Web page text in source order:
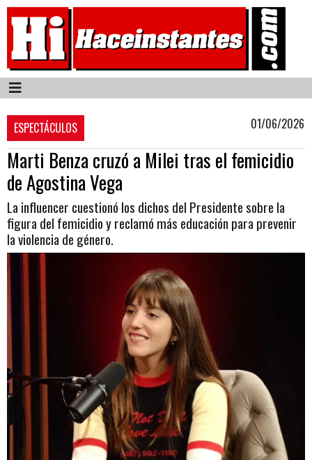
ESPECTÁCULOS 01/06/2026
Marti Benza cruzó a Milei tras el femicidio
de Agostina Vega
La influencer cuestionó los dichos del Presidente sobre la
figura del femicidio y reclamó más educación para prevenir
la violencia de género.